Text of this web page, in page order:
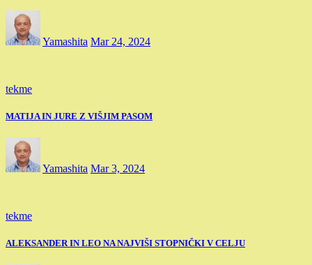
Yamashita Mar 24, 2024
tekme
MATIJA IN JURE Z VIŠJIM PASOM
Yamashita Mar 3, 2024
tekme
ALEKSANDER IN LEO NA NAJVIŠI STOPNIČKI V CELJU